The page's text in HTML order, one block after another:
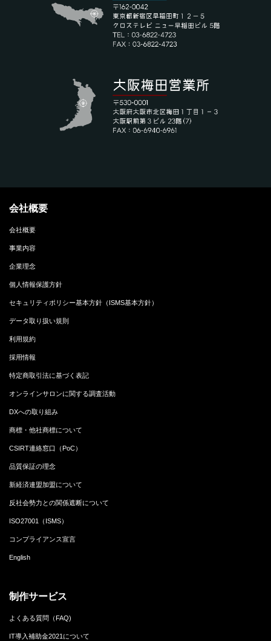
会社概要
会社概要
事業内容
企業理念
個人情報保護方針
セキュリティポリシー基本方針（ISMS基本方針）
データ取り扱い規則
利用規約
採用情報
特定商取引法に基づく表記
オンラインサロンに関する調査活動
DXへの取り組み
商標・他社商標について
CSIRT連絡窓口（PoC）
品質保証の理念
新経済連盟加盟について
反社会勢力との関係遮断について
ISO27001（ISMS）
コンプライアンス宣言
English
制作サービス
よくある質問（FAQ)
IT導入補助金2021について